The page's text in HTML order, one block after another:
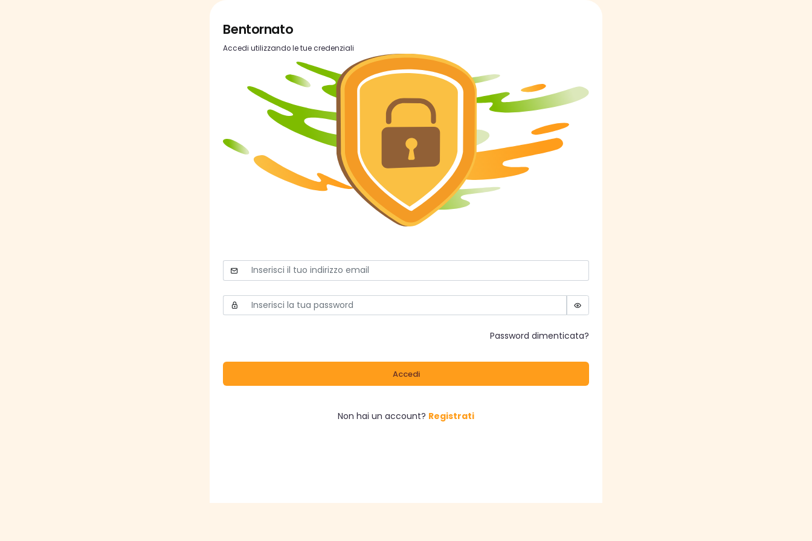
Bentornato
Accedi utilizzando le tue credenziali
Password dimenticata?
Accedi
Non hai un account? Registrati